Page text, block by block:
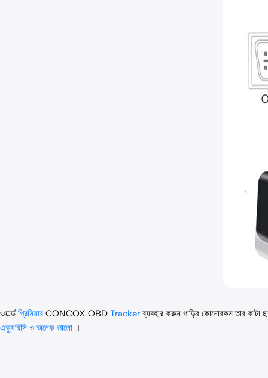
ওয়ার্ল্ড প্রিমিয়ার CONCOX OBD Trackerব্যবহার করুন গাড়ির কোনোরকম তার কাটা
এক্যুরিসি ও অনেক ভালো ।